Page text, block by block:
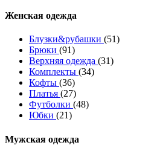
Женская одежда
Блузки&рубашки (51)
Брюки (91)
Верхняя одежда (31)
Комплекты (34)
Кофты (36)
Платья (27)
Футболки (48)
Юбки (21)
Мужская одежда